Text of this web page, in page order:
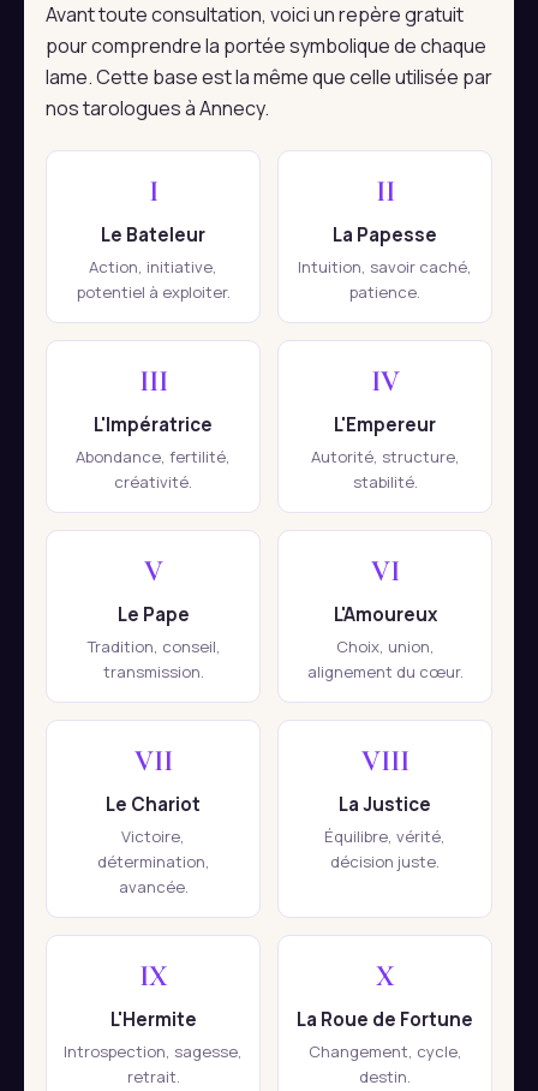
Avant toute consultation, voici un repère gratuit
pour comprendre la portée symbolique de chaque
lame. Cette base est la même que celle utilisée par
nos tarologues à Annecy.
I
Le Bateleur
Action, initiative,
potentiel à exploiter.
II
La Papesse
Intuition, savoir caché,
patience.
III
L'Impératrice
Abondance, fertilité,
créativité.
IV
L'Empereur
Autorité, structure,
stabilité.
V
Le Pape
Tradition, conseil,
transmission.
VI
L'Amoureux
Choix, union,
alignement du cœur.
VII
Le Chariot
Victoire,
détermination,
avancée.
VIII
La Justice
Équilibre, vérité,
décision juste.
IX
L'Hermite
Introspection, sagesse,
retrait.
X
La Roue de Fortune
Changement, cycle,
destin.